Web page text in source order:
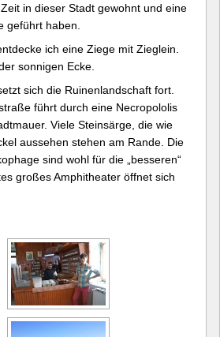
in dieser Stadt gewohnt und eine
geführt haben.
ich eine Ziege mit Zieglein.
sonnigen Ecke.
sich die Ruinenlandschaft fort.
führt durch eine Necropololis
Viele Steinsärge, die wie
aussehen stehen am Rande. Die
sind wohl für die „besseren“
großes Amphitheater öffnet sich